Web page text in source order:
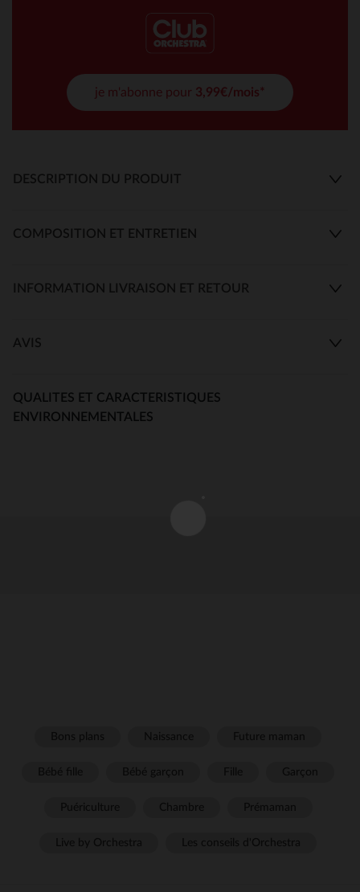
je m'abonne pour 3,99€/mois*
DESCRIPTION DU PRODUIT
COMPOSITION ET ENTRETIEN
INFORMATION LIVRAISON ET RETOUR
AVIS
QUALITES ET CARACTERISTIQUES
ENVIRONNEMENTALES